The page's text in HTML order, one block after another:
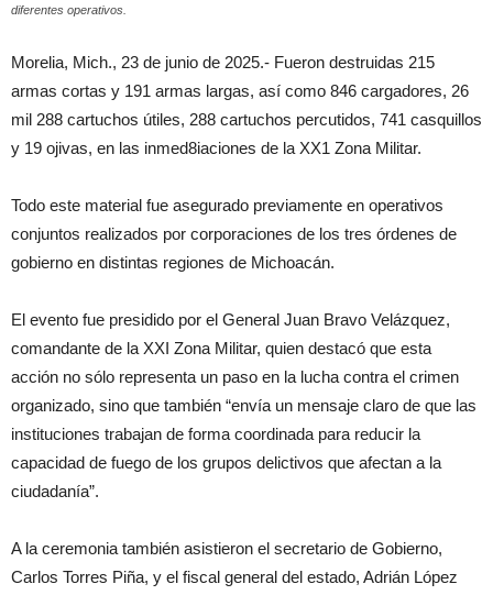
diferentes operativos.
Morelia, Mich., 23 de junio de 2025.- Fueron destruidas 215
armas cortas y 191 armas largas, así como 846 cargadores, 26
mil 288 cartuchos útiles, 288 cartuchos percutidos, 741 casquillos
y 19 ojivas, en las inmed8iaciones de la XX1 Zona Militar.
Todo este material fue asegurado previamente en operativos
conjuntos realizados por corporaciones de los tres órdenes de
gobierno en distintas regiones de Michoacán.
El evento fue presidido por el General Juan Bravo Velázquez,
comandante de la XXI Zona Militar, quien destacó que esta
acción no sólo representa un paso en la lucha contra el crimen
organizado, sino que también “envía un mensaje claro de que las
instituciones trabajan de forma coordinada para reducir la
capacidad de fuego de los grupos delictivos que afectan a la
ciudadanía”.
A la ceremonia también asistieron el secretario de Gobierno,
Carlos Torres Piña, y el fiscal general del estado, Adrián López